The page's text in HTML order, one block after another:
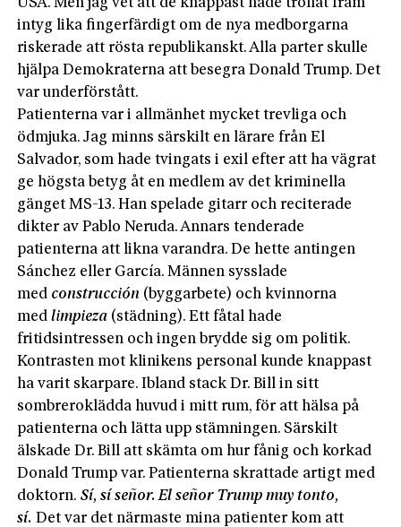
USA. Men jag vet att de knappast hade trollat fram
intyg lika fingerfärdigt om de nya medborgarna
riskerade att rösta republikanskt. Alla parter skulle
hjälpa Demokraterna att beseg­ra Donald Trump. Det
var underförstått.
Patienterna var i allmänhet mycket trevliga och
ödmjuka. Jag minns särskilt en lärare från El
Salvador, som hade tvingats i exil efter att ha vägrat
ge högsta betyg åt en medlem av det kriminella
gänget MS-13. Han spelade gitarr och reciterade
dikter av Pablo Neruda. Annars tenderade
patienterna att likna varandra. De hette antingen
Sánchez eller García. Männen sysslade
med construcción (byggarbete) och kvinnorna
medlimpieza (städning). Ett fåtal hade
fritidsintressen och ingen brydde sig om politik.
Kontrasten mot klinikens personal kunde knappast
ha varit ­skarpare. Ibland stack Dr. Bill in sitt
sombreroklädda huvud i mitt rum, för att hälsa på
patienterna och lätta upp stämningen. Särskilt
älskade Dr. Bill att skämta om hur fånig och korkad
Donald Trump var. Patienterna skrattade artigt med
doktorn.Sí, sí señor. El señor Trump muy tonto,
sí. Det var det närmaste mina patienter kom att